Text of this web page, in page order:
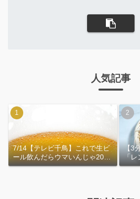
人気記事
7/14【テレビ千鳥】これで生ビ
ール飲んだらウマいんじゃ2026
｜おおよその作り方
【3
「レ
れ」